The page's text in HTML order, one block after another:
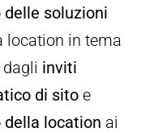
delle soluzioni
location in tema
inviti
di sitoe
location ai